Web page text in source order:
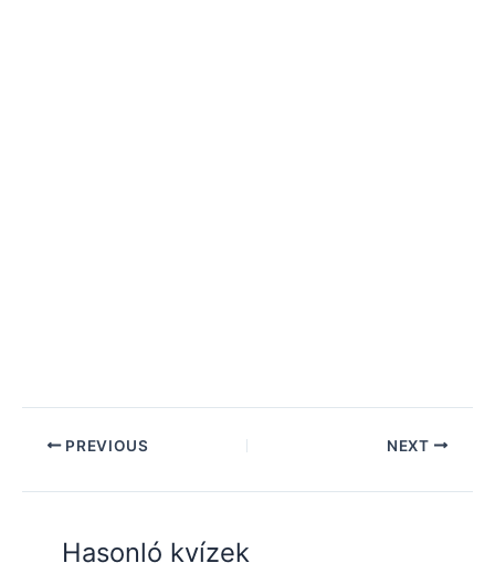
PREVIOUS NEXT
Hasonló kvízek